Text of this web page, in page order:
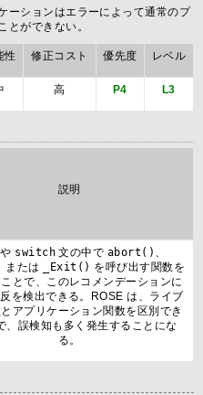
ーションはエラーによって通常のプ
とができない。
性 修正コスト 優先度 レベル
高 P4 L3
説明
switch 文の中で abort() 、
または _Exit() を呼び出す関数を
とで、このレコメンデーションに
を検出できる。ROSE は、ライブ
アプリケーション関数を区別でき
、誤検知も多く発生することにな
る。